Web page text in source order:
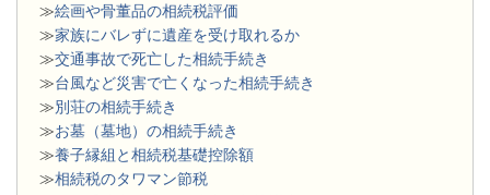
≫絵画や骨董品の相続税評価
≫家族にバレずに遺産を受け取れるか
≫交通事故で死亡した相続手続き
≫台風など災害で亡くなった相続手続き
≫別荘の相続手続き
≫お墓（墓地）の相続手続き
≫養子縁組と相続税基礎控除額
≫相続税のタワマン節税